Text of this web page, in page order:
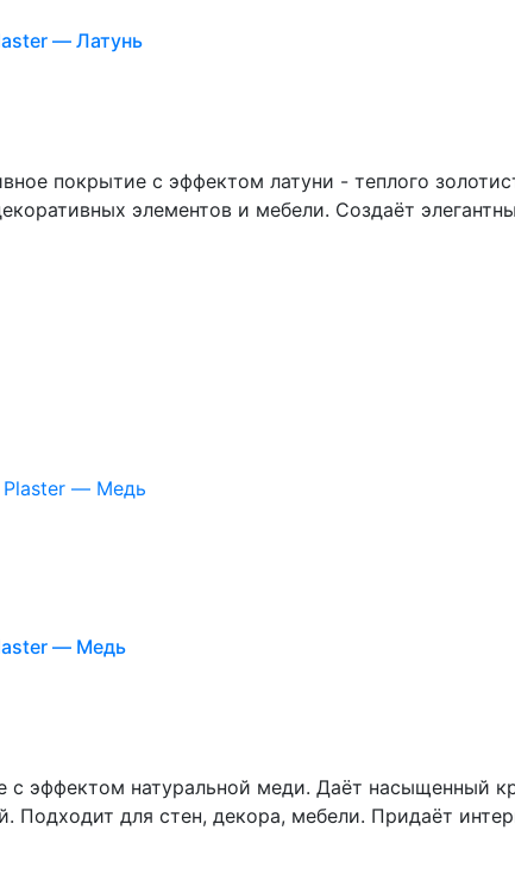
— Латунь
покрытие с эффектом латуни - теплого
элементов и мебели. Создаёт
— Медь
с эффектом натуральной меди. Даёт насыщенный
Подходит для стен, декора, мебели. Придаёт